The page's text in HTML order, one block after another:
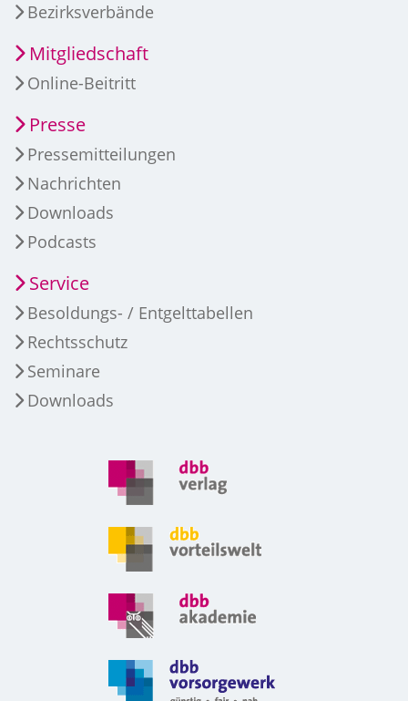
Bezirksverbände
Mitgliedschaft
Online-Beitritt
Presse
Pressemitteilungen
Nachrichten
Downloads
Podcasts
Service
Besoldungs- / Entgelttabellen
Rechtsschutz
Seminare
Downloads